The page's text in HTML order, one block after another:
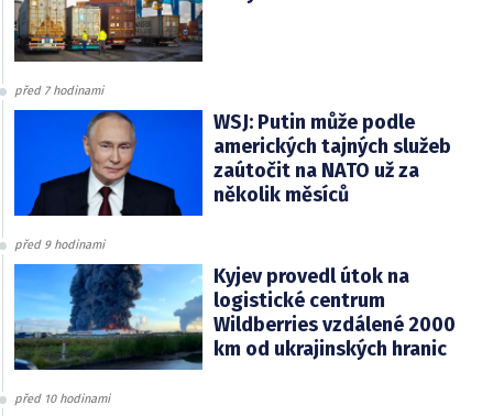
před 7 hodinami
WSJ: Putin může podle
amerických tajných služeb
zaútočit na NATO už za
několik měsíců
před 9 hodinami
Kyjev provedl útok na
logistické centrum
Wildberries vzdálené 2000
km od ukrajinských hranic
před 10 hodinami